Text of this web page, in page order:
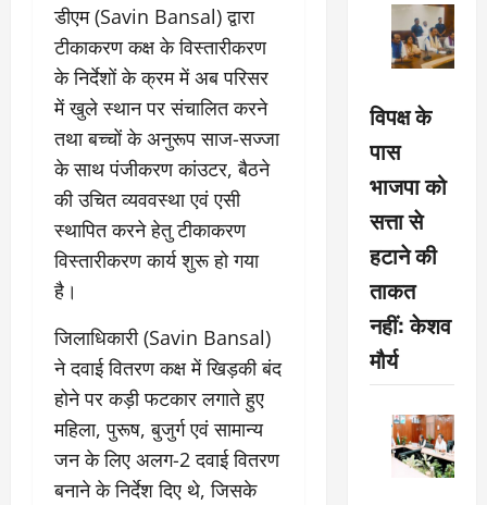
डीएम (Savin Bansal) द्वारा
टीकाकरण कक्ष के विस्तारीकरण
के निर्देशों के क्रम में अब परिसर
में खुले स्थान पर संचालित करने
तथा बच्चों के अनुरूप साज-सज्जा
के साथ पंजीकरण कांउटर, बैठने
की उचित व्यववस्था एवं एसी
स्थापित करने हेतु टीकाकरण
विस्तारीकरण कार्य शुरू हो गया
है।
जिलाधिकारी (Savin Bansal)
ने दवाई वितरण कक्ष में खिड़की बंद
होने पर कड़ी फटकार लगाते हुए
महिला, पुरूष, बुजुर्ग एवं सामान्य
जन के लिए अलग-2 दवाई वितरण
बनाने के निर्देश दिए थे, जिसके
विपक्ष के
पास
भाजपा को
सत्ता से
हटाने की
ताकत
नहीं: केशव
मौर्य